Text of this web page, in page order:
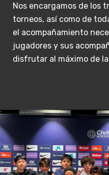
Nos encargamos de los
torneos, así como de
el acompañamiento
jugadores y sus
disfrutar al máximo de